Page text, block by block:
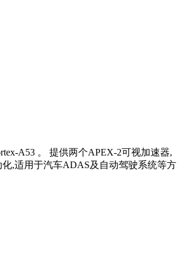
A53 。 提供两个APEX-2可视加速器,
,适用于汽车ADAS及自动驾驶系统等方